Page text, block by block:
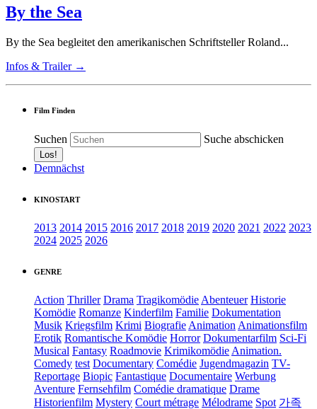
By the Sea
By the Sea begleitet den amerikanischen Schriftsteller Roland...
Infos & Trailer →
Film Finden
Suchen Suche abschicken
Demnächst
KINOSTART
2013 2014 2015 2016 2017 2018 2019 2020 2021 2022 2023
2024 2025 2026
GENRE
Action Thriller Drama Tragikomödie Abenteuer Historie
Komödie Romanze Kinderfilm Familie Dokumentation
Musik Kriegsfilm Krimi Biografie Animation Animationsfilm
Erotik Romantische Komödie Horror Dokumentarfilm Sci-Fi
Musical Fantasy Roadmovie Krimikomödie Animation.
Comedy test Documentary Comédie Jugendmagazin TV-
Reportage Biopic Fantastique Documentaire Werbung
Aventure Fernsehfilm Comédie dramatique Drame
Historienfilm Mystery Court métrage Mélodrame Spot 가족